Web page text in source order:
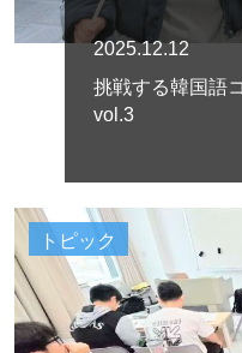
2025.12.12
挑戦する韓国語
vol.3
トピック